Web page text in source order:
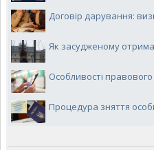
Договір дарування:
Як засудженому
Особливості правового
Процедура зняття